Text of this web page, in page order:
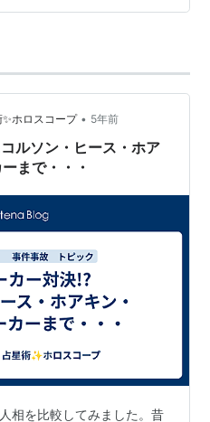
きな私は、本作を初めて観
みたところ、色々と見所
✨ホロスコープ • 5年前
ルソン・ヒース・ホア
まで・・・
相を比較してみました。昔